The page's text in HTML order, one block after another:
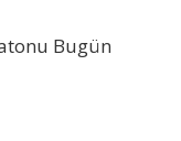
Bugün